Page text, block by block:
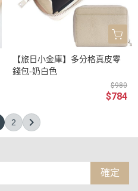
【旅日小金庫】多分格真皮零
錢包-奶白色
$980
$784
2
確定